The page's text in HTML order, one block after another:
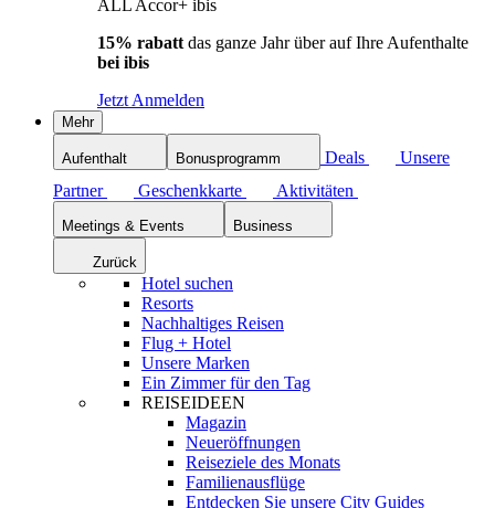
ALL Accor+ ibis
15% rabatt das ganze Jahr über auf Ihre Aufenthalte
bei ibis
Jetzt Anmelden
Mehr
Aufenthalt Bonusprogramm Deals
Unsere
Partner
Geschenkkarte Aktivitäten
Meetings & Events Business
Zurück
Hotel suchen
Resorts
Nachhaltiges Reisen
Flug + Hotel
Unsere Marken
Ein Zimmer für den Tag
REISEIDEEN
Magazin
Neueröffnungen
Reiseziele des Monats
Familienausflüge
Entdecken Sie unsere City Guides